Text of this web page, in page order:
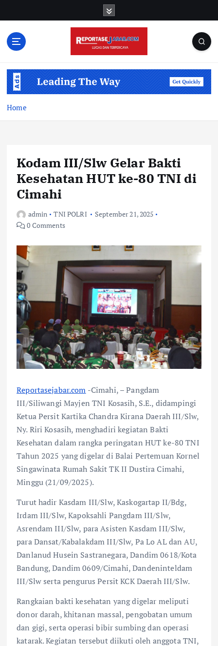
Home
Kodam III/Slw Gelar Bakti
Kesehatan HUT ke-80 TNI di
Cimahi
admin TNI POLRI
September 21, 2025
0 Comments
Reportasejabar.com -Cimahi, – Pangdam
III/Siliwangi Mayjen TNI Kosasih, S.E., didampingi
Ketua Persit Kartika Chandra Kirana Daerah III/Slw,
Ny. Riri Kosasih, menghadiri kegiatan Bakti
Kesehatan dalam rangka peringatan HUT ke-80 TNI
Tahun 2025 yang digelar di Balai Pertemuan Kornel
Singawinata Rumah Sakit TK II Dustira Cimahi,
Minggu (21/09/2025).
Turut hadir Kasdam III/Slw, Kaskogartap II/Bdg,
Irdam III/Slw, Kapoksahli Pangdam III/Slw,
Asrendam III/Slw, para Asisten Kasdam III/Slw,
para Dansat/Kabalakdam III/Slw, Pa Lo AL dan AU,
Danlanud Husein Sastranegara, Dandim 0618/Kota
Bandung, Dandim 0609/Cimahi, Dandeninteldam
III/Slw serta pengurus Persit KCK Daerah III/Slw.
Rangkaian bakti kesehatan yang digelar meliputi
donor darah, khitanan massal, pengobatan umum
dan gigi, serta operasi bibir sumbing dan operasi
katarak. Kegiatan tersebut diikuti oleh anggota TNI,